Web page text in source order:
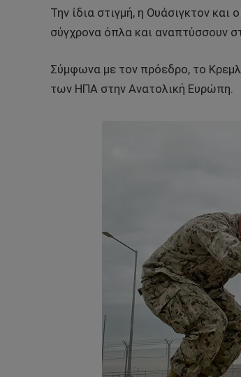
Την ίδια στιγμή, η Ουάσιγκτον
σύγχρονα όπλα και αναπτύσσουν
Σύμφωνα με τον πρόεδρο, το
των ΗΠΑ στην Ανατολική Ευρώπη.